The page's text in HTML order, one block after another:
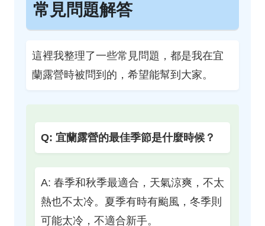
常見問題解答
這裡我整理了一些常見問題，都是我在宜
蘭露營時被問到的，希望能幫到大家。
Q: 宜蘭露營的最佳季節是什麼時候？
A: 春季和秋季最適合，天氣涼爽，不太
熱也不太冷。夏季有時有颱風，冬季則
可能太冷，不適合新手。